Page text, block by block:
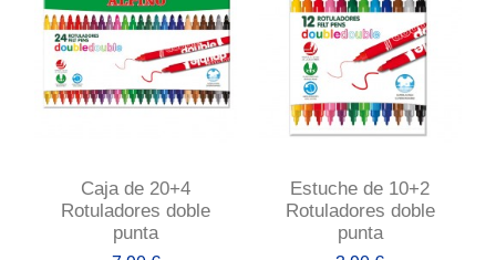
Caja de 20+4
Rotuladores doble
punta
Estuche de 10+2
Rotuladores doble
punta